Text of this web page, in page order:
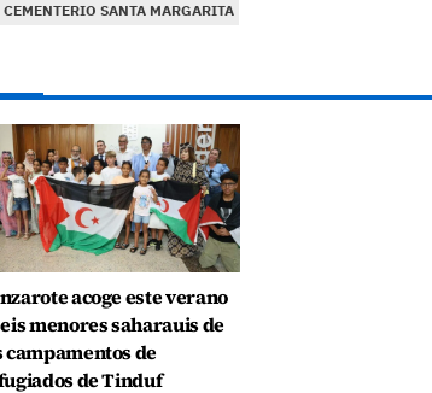
CEMENTERIO SANTA MARGARITA
acoge este verano
menores saharauis de
campamentos de
de Tinduf